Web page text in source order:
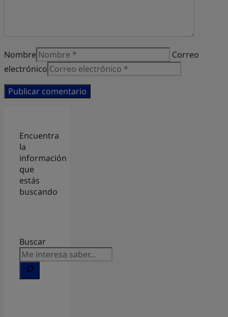
Nombre
Correo
electrónico
Encuentra
la
información
que
estás
buscando
Buscar